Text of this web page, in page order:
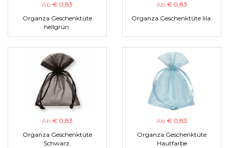
Ab € 0,83
Organza Geschenktüte
hellgrün.
Ab € 0,83
Organza Geschenktüte lila.
Ab € 0,83
Organza Geschenktüte
Schwarz.
Ab € 0,83
Organza Geschenktüte
Hautfarbe